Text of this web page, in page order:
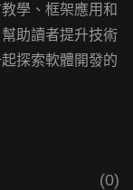
學、框架應用和
助讀者提升技術
探索軟體開發的
(0)